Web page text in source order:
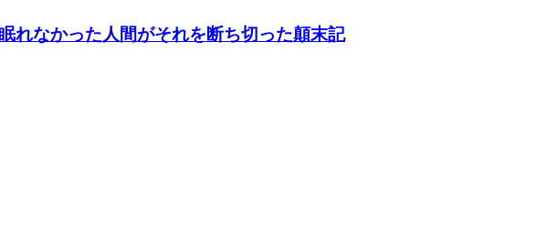
れなかった人間がそれを断ち切った顛末記